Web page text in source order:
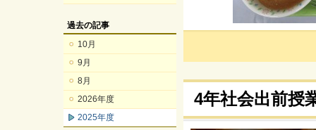
過去の記事
10月
9月
8月
2026年度
2025年度
4年社会出前授